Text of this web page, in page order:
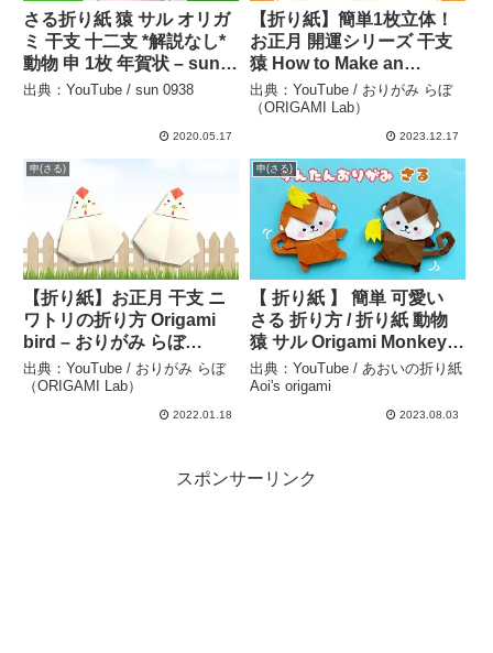
さる折り紙 猿 サル オリガ
ミ 干支 十二支 *解説なし*
動物 申 1枚 年賀状 – sun
0938
出典：YouTube / sun 0938
2020.05.17
【折り紙】簡単1枚立体！
お正月 開運シリーズ 干支
猿 How to Make an
Origaml Monkey ※With
English Commentary – お
りがみ らぼ（ORIGAMI
出典：YouTube / おりがみ らぼ
（ORIGAMI Lab）
2023.12.17
申(さる)
【折り紙】お正月 干支 ニ
ワトリの折り方 Origami
bird – おりがみ らぼ
（ORIGAMI Lab）
出典：YouTube / おりがみ らぼ
（ORIGAMI Lab）
2022.01.18
申(さる)
【 折り紙 】 簡単 可愛い
さる 折り方 / 折り紙 動物
猿 サル Origami Monkey –
あおいの折り紙 Aoi’s
origami
出典：YouTube / あおいの折り紙
Aoi's origami
2023.08.03
スポンサーリンク